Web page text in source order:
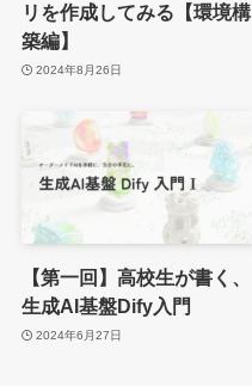
リを作成してみる【環境構
築編】
2024年8月26日
【第一回】高校生が書く、
生成AI基盤Dify入門
2024年6月27日